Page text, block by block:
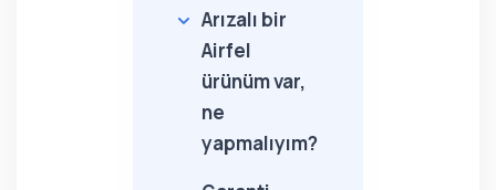
Arızalı bir
Airfel
ürünüm var,
ne
yapmalıyım?